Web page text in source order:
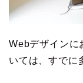
Webデザインに
いては、すでに